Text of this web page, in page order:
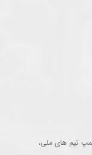
تیم های ملی،